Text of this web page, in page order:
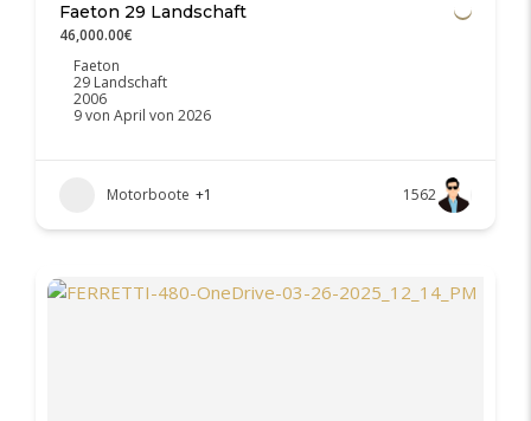
Faeton 29 Landschaft
46,000.00€
Faeton
29 Landschaft
2006
9 von April von 2026
Motorboote +1 1562